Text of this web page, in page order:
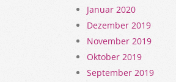
Januar 2020
Dezember 2019
November 2019
Oktober 2019
September 2019